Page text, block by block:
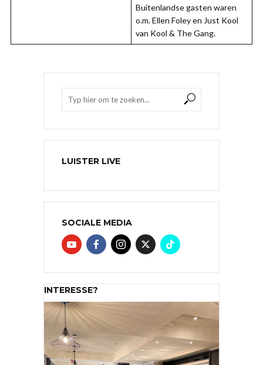
Buitenlandse gasten waren
o.m. Ellen Foley en Just Kool
van Kool & The Gang.
LUISTER LIVE
SOCIALE MEDIA
INTERESSE?